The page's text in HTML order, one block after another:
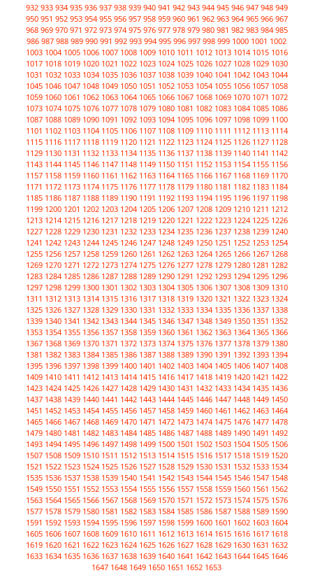
932 933 934 935 936 937 938 939 940 941 942 943 944 945 946 947 948 949
950 951 952 953 954 955 956 957 958 959 960 961 962 963 964 965 966 967
968 969 970 971 972 973 974 975 976 977 978 979 980 981 982 983 984 985
986 987 988 989 990 991 992 993 994 995 996 997 998 999 1000 1001 1002
1003 1004 1005 1006 1007 1008 1009 1010 1011 1012 1013 1014 1015 1016
1017 1018 1019 1020 1021 1022 1023 1024 1025 1026 1027 1028 1029 1030
1031 1032 1033 1034 1035 1036 1037 1038 1039 1040 1041 1042 1043 1044
1045 1046 1047 1048 1049 1050 1051 1052 1053 1054 1055 1056 1057 1058
1059 1060 1061 1062 1063 1064 1065 1066 1067 1068 1069 1070 1071 1072
1073 1074 1075 1076 1077 1078 1079 1080 1081 1082 1083 1084 1085 1086
1087 1088 1089 1090 1091 1092 1093 1094 1095 1096 1097 1098 1099 1100
1101 1102 1103 1104 1105 1106 1107 1108 1109 1110 1111 1112 1113 1114
1115 1116 1117 1118 1119 1120 1121 1122 1123 1124 1125 1126 1127 1128
1129 1130 1131 1132 1133 1134 1135 1136 1137 1138 1139 1140 1141 1142
1143 1144 1145 1146 1147 1148 1149 1150 1151 1152 1153 1154 1155 1156
1157 1158 1159 1160 1161 1162 1163 1164 1165 1166 1167 1168 1169 1170
1171 1172 1173 1174 1175 1176 1177 1178 1179 1180 1181 1182 1183 1184
1185 1186 1187 1188 1189 1190 1191 1192 1193 1194 1195 1196 1197 1198
1199 1200 1201 1202 1203 1204 1205 1206 1207 1208 1209 1210 1211 1212
1213 1214 1215 1216 1217 1218 1219 1220 1221 1222 1223 1224 1225 1226
1227 1228 1229 1230 1231 1232 1233 1234 1235 1236 1237 1238 1239 1240
1241 1242 1243 1244 1245 1246 1247 1248 1249 1250 1251 1252 1253 1254
1255 1256 1257 1258 1259 1260 1261 1262 1263 1264 1265 1266 1267 1268
1269 1270 1271 1272 1273 1274 1275 1276 1277 1278 1279 1280 1281 1282
1283 1284 1285 1286 1287 1288 1289 1290 1291 1292 1293 1294 1295 1296
1297 1298 1299 1300 1301 1302 1303 1304 1305 1306 1307 1308 1309 1310
1311 1312 1313 1314 1315 1316 1317 1318 1319 1320 1321 1322 1323 1324
1325 1326 1327 1328 1329 1330 1331 1332 1333 1334 1335 1336 1337 1338
1339 1340 1341 1342 1343 1344 1345 1346 1347 1348 1349 1350 1351 1352
1353 1354 1355 1356 1357 1358 1359 1360 1361 1362 1363 1364 1365 1366
1367 1368 1369 1370 1371 1372 1373 1374 1375 1376 1377 1378 1379 1380
1381 1382 1383 1384 1385 1386 1387 1388 1389 1390 1391 1392 1393 1394
1395 1396 1397 1398 1399 1400 1401 1402 1403 1404 1405 1406 1407 1408
1409 1410 1411 1412 1413 1414 1415 1416 1417 1418 1419 1420 1421 1422
1423 1424 1425 1426 1427 1428 1429 1430 1431 1432 1433 1434 1435 1436
1437 1438 1439 1440 1441 1442 1443 1444 1445 1446 1447 1448 1449 1450
1451 1452 1453 1454 1455 1456 1457 1458 1459 1460 1461 1462 1463 1464
1465 1466 1467 1468 1469 1470 1471 1472 1473 1474 1475 1476 1477 1478
1479 1480 1481 1482 1483 1484 1485 1486 1487 1488 1489 1490 1491 1492
1493 1494 1495 1496 1497 1498 1499 1500 1501 1502 1503 1504 1505 1506
1507 1508 1509 1510 1511 1512 1513 1514 1515 1516 1517 1518 1519 1520
1521 1522 1523 1524 1525 1526 1527 1528 1529 1530 1531 1532 1533 1534
1535 1536 1537 1538 1539 1540 1541 1542 1543 1544 1545 1546 1547 1548
1549 1550 1551 1552 1553 1554 1555 1556 1557 1558 1559 1560 1561 1562
1563 1564 1565 1566 1567 1568 1569 1570 1571 1572 1573 1574 1575 1576
1577 1578 1579 1580 1581 1582 1583 1584 1585 1586 1587 1588 1589 1590
1591 1592 1593 1594 1595 1596 1597 1598 1599 1600 1601 1602 1603 1604
1605 1606 1607 1608 1609 1610 1611 1612 1613 1614 1615 1616 1617 1618
1619 1620 1621 1622 1623 1624 1625 1626 1627 1628 1629 1630 1631 1632
1633 1634 1635 1636 1637 1638 1639 1640 1641 1642 1643 1644 1645 1646
1647 1648 1649 1650 1651 1652 1653